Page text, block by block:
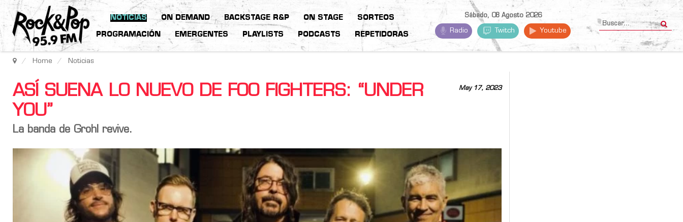
NOTICIAS ON DEMAND BACKSTAGE R&P ON STAGE SORTEOS
PROGRAMACIÓN EMERGENTES PLAYLISTS PODCASTS REPETIDORAS
Sábado, 08 Agosto 2026
Radio Twitch Youtube
Home Noticias
May 17, 2023
ASÍ SUENA LO NUEVO DE FOO FIGHTERS: “UNDER
YOU”
La banda de Grohl revive.